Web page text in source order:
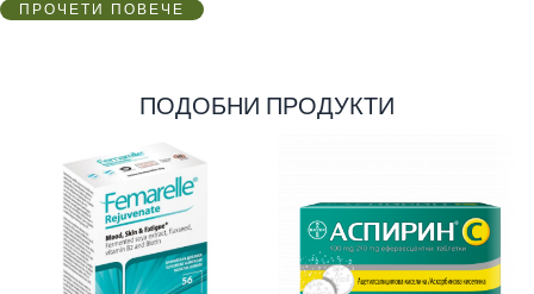
ПРОЧЕТИ ПОВЕЧЕ
ПОДОБНИ ПРОДУКТИ